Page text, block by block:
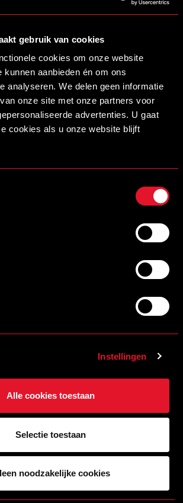
gebruik van cookies
cookies om onze website
kunnen aanbieden én om ons
analyseren. We delen geen informatie
onze site met onze partners voor
advertenties. U gaat
cookies als u onze website blijft
Instellingen
Alle cookies toestaan
Selectie toestaan
noodzakelijke cookies
BUSINESS PARTNER VAN HELMOND SPORT